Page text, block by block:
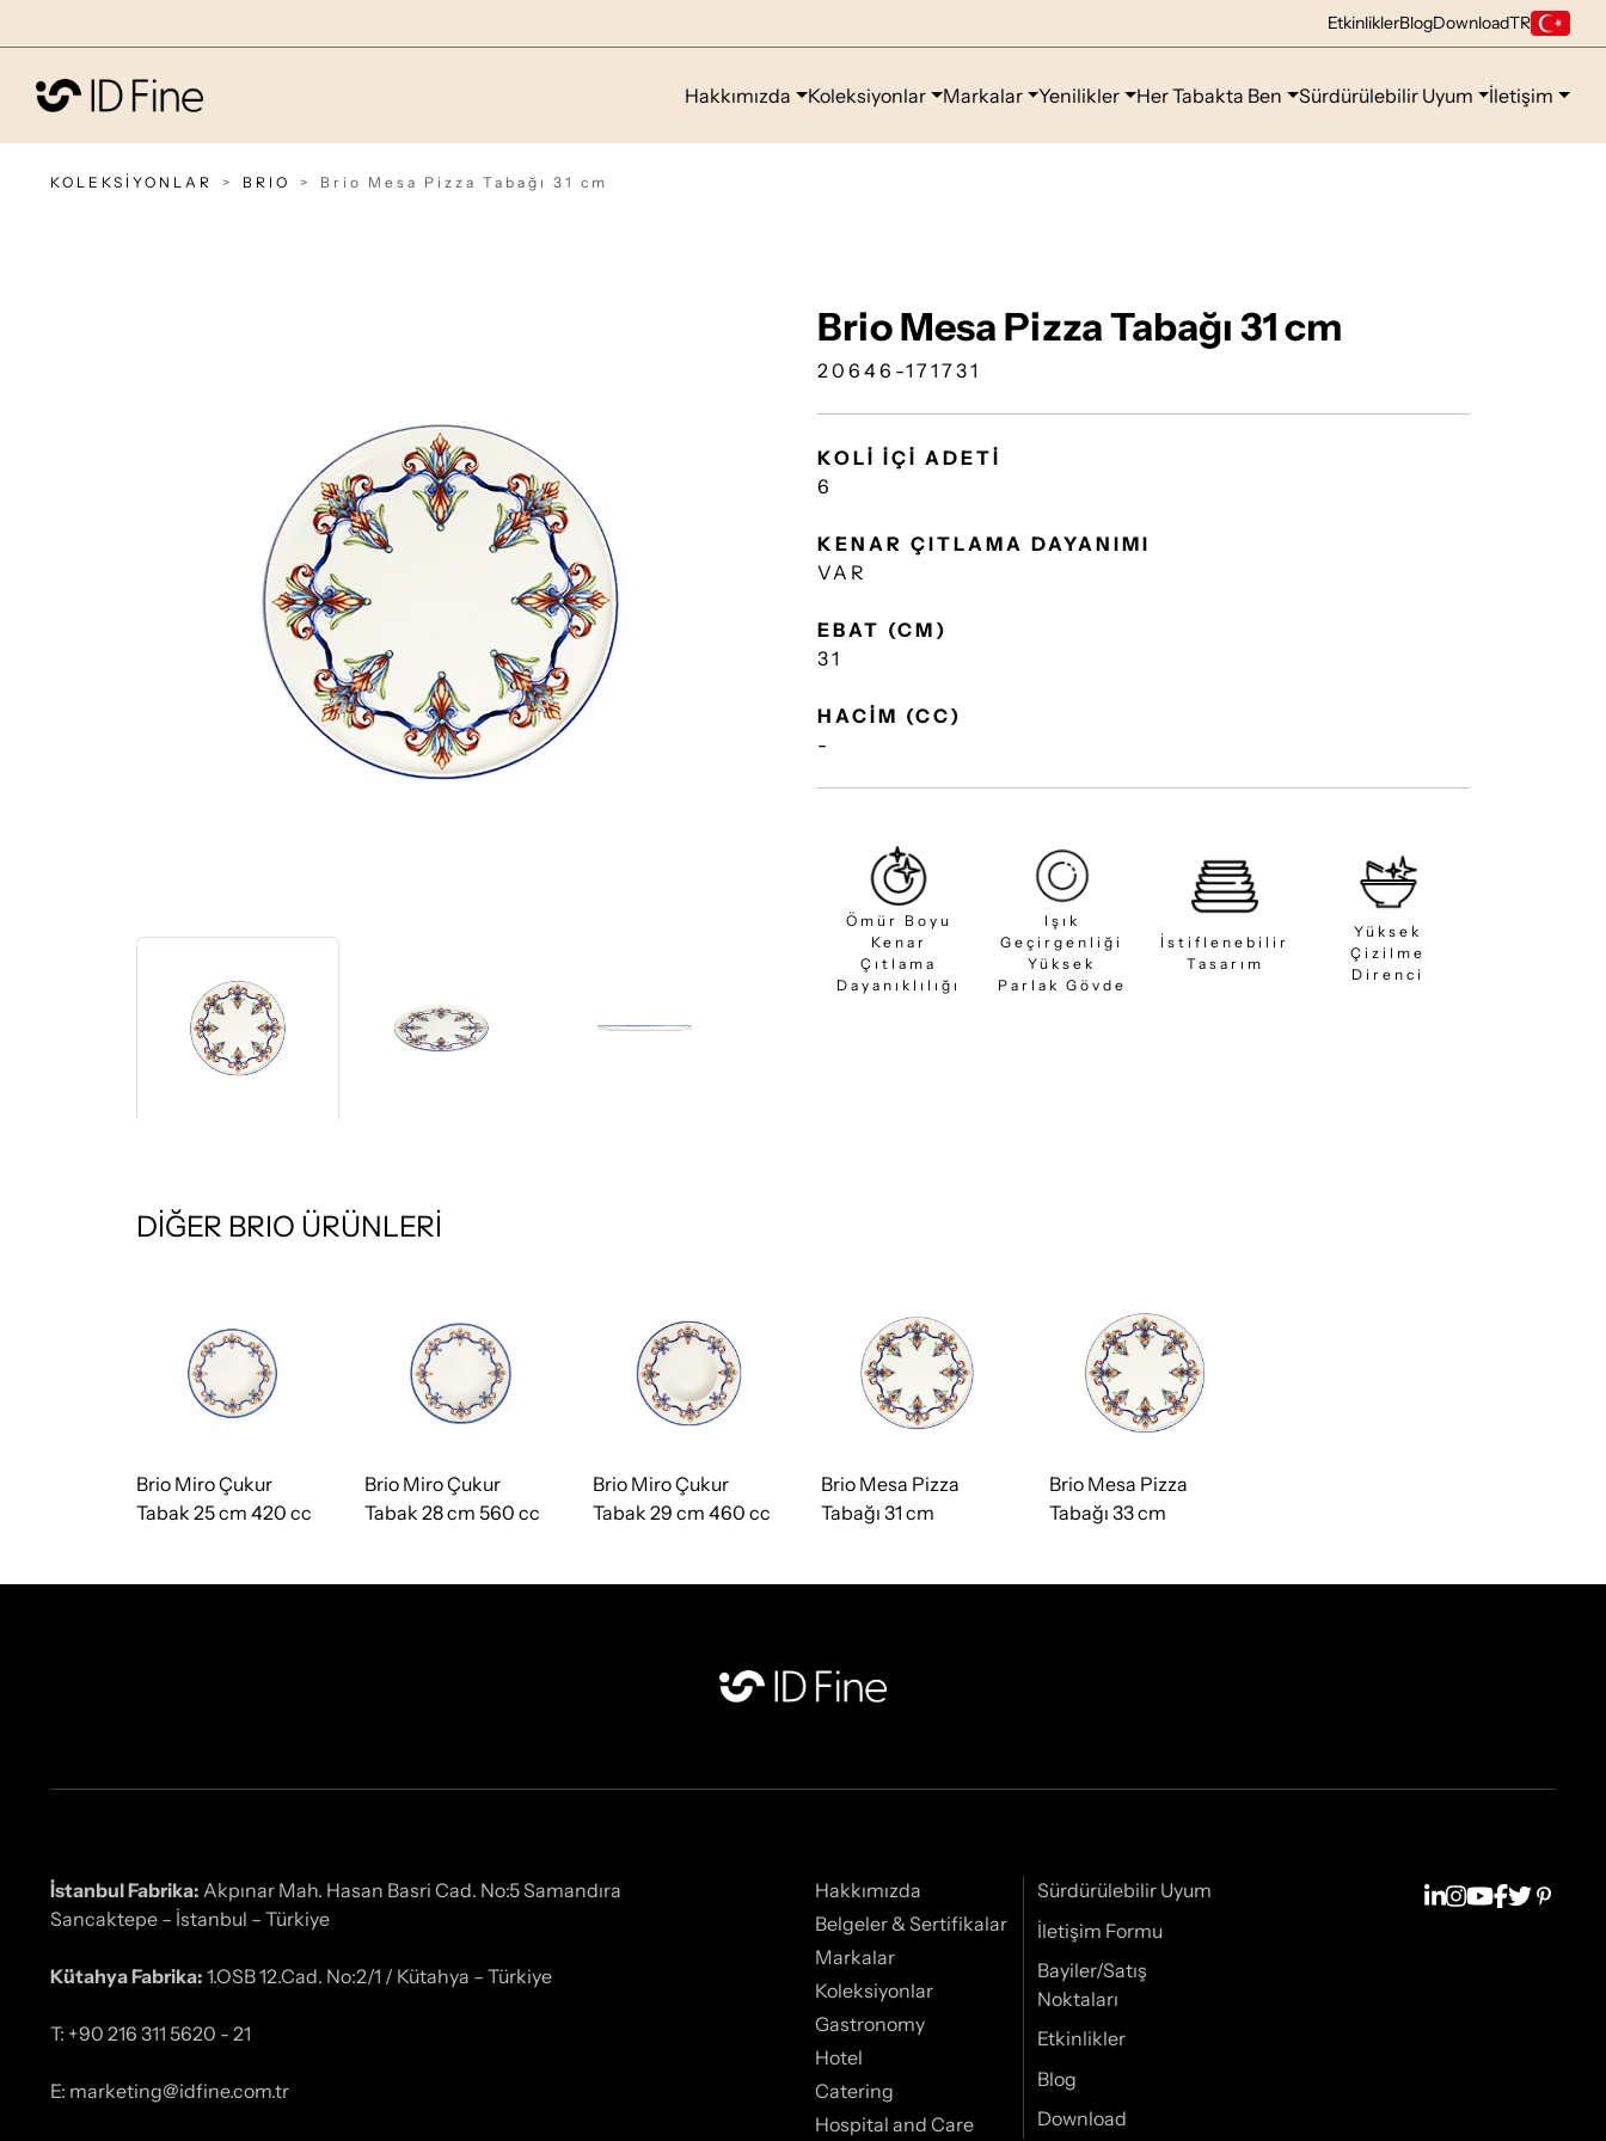
EtkinliklerBlogDownloadTR
Hakkımızda Koleksiyonlar Markalar Yenilikler Her Tabakta Ben Sürdürülebilir Uyum İletişim
KOLEKSİYONLAR BRIO Brio Mesa Pizza Tabağı 31 cm
Brio Mesa Pizza Tabağı 31 cm
20646-171731
KOLİ İÇİ ADETİ
6
KENAR ÇITLAMA DAYANIMI
VAR
EBAT (CM)
31
HACİM (CC)
-
Ömür Boyu
Kenar
Çıtlama
Dayanıklılığı
Işık
Geçirgenliği
Yüksek
Parlak Gövde
İstiflenebilir
Tasarım
Yüksek
Çizilme
Direnci
DİĞER BRIO ÜRÜNLERİ
Brio Miro Çukur
Tabak 25 cm 420 cc
Brio Miro Çukur
Tabak 28 cm 560 cc
Brio Miro Çukur
Tabak 29 cm 460 cc
Brio Mesa Pizza
Tabağı 31 cm
Brio Mesa Pizza
Tabağı 33 cm
İstanbul Fabrika: Akpınar Mah. Hasan Basri Cad. No:5 Samandıra
Sancaktepe – İstanbul – Türkiye
Kütahya Fabrika: 1.OSB 12.Cad. No:2/1 / Kütahya – Türkiye
T: +90 216 311 5620 - 21
E: marketing@idfine.com.tr
Hakkımızda
Belgeler & Sertifikalar
Markalar
Koleksiyonlar
Gastronomy
Hotel
Catering
Hospital and Care
Sürdürülebilir Uyum
İletişim Formu
Bayiler/Satış
Noktaları
Etkinlikler
Blog
Download